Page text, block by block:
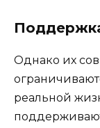
Однако их
реальной